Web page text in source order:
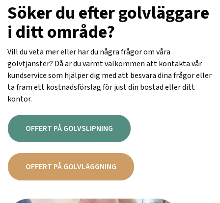
Söker du efter golvläggare
i ditt område?
Vill du veta mer eller har du några frågor om våra
golvtjänster? Då är du varmt välkommen att kontakta vår
kundservice som hjälper dig med att besvara dina frågor eller
ta fram ett kostnadsförslag för just din bostad eller ditt
kontor.
OFFERT PÅ GOLVSLIPNING
OFFERT PÅ GOLVLÄGGNING